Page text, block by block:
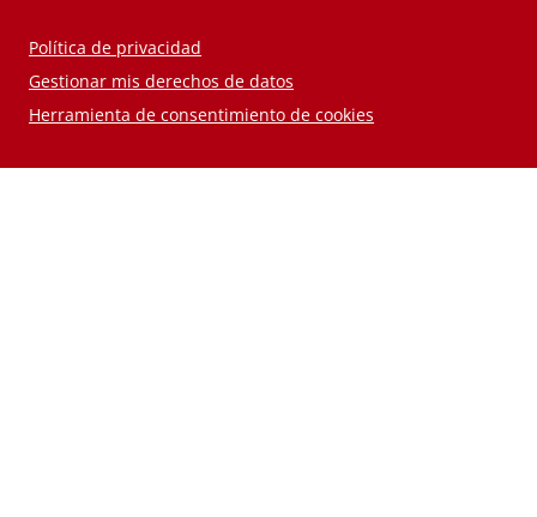
Política de privacidad
Gestionar mis derechos de datos
Herramienta de consentimiento de cookies